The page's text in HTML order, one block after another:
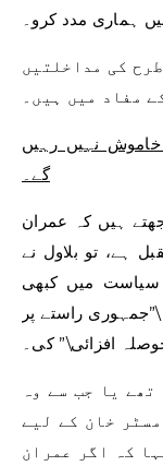
ہماری مدد کرو۔
کی مداخلتیں
مفاد میں ہیں۔
خاموش نہیں رہیں
گے۔
ہیں کہ عمران
ہے، تو بلاول نے
سیاست میں کبھی
راستے پر
افزائی\” کی۔
یا جب سے وہ
خان کے لیے
کہ اگر عمران